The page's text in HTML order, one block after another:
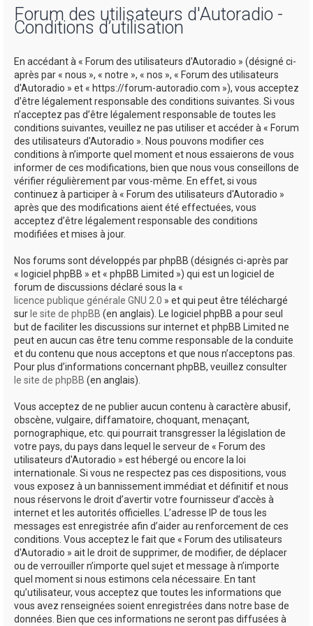
Forum des utilisateurs d'Autoradio -
Conditions d’utilisation
En accédant à « Forum des utilisateurs d'Autoradio » (désigné ci-
après par « nous », « notre », « nos », « Forum des utilisateurs
d'Autoradio » et « https://forum-autoradio.com »), vous acceptez
d’être légalement responsable des conditions suivantes. Si vous
n’acceptez pas d’être légalement responsable de toutes les
conditions suivantes, veuillez ne pas utiliser et accéder à « Forum
des utilisateurs d'Autoradio ». Nous pouvons modifier ces
conditions à n’importe quel moment et nous essaierons de vous
informer de ces modifications, bien que nous vous conseillons de
vérifier régulièrement par vous-même. En effet, si vous
continuez à participer à « Forum des utilisateurs d'Autoradio »
après que des modifications aient été effectuées, vous
acceptez d’être légalement responsable des conditions
modifiées et mises à jour.
Nos forums sont développés par phpBB (désignés ci-après par
« logiciel phpBB » et « phpBB Limited ») qui est un logiciel de
forum de discussions déclaré sous la «
licence publique générale GNU 2.0 » et qui peut être téléchargé
surle site de phpBB (en anglais). Le logiciel phpBB a pour seul
but de faciliter les discussions sur internet et phpBB Limited ne
peut en aucun cas être tenu comme responsable de la conduite
et du contenu que nous acceptons et que nous n’acceptons pas.
Pour plus d’informations concernant phpBB, veuillez consulter
le site de phpBB (en anglais).
Vous acceptez de ne publier aucun contenu à caractère abusif,
obscène, vulgaire, diffamatoire, choquant, menaçant,
pornographique, etc. qui pourrait transgresser la législation de
votre pays, du pays dans lequel le serveur de « Forum des
utilisateurs d'Autoradio » est hébergé ou encore la loi
internationale. Si vous ne respectez pas ces dispositions, vous
vous exposez à un bannissement immédiat et définitif et nous
nous réservons le droit d’avertir votre fournisseur d’accès à
internet et les autorités officielles. L’adresse IP de tous les
messages est enregistrée afin d’aider au renforcement de ces
conditions. Vous acceptez le fait que « Forum des utilisateurs
d'Autoradio » ait le droit de supprimer, de modifier, de déplacer
ou de verrouiller n’importe quel sujet et message à n’importe
quel moment si nous estimons cela nécessaire. En tant
qu’utilisateur, vous acceptez que toutes les informations que
vous avez renseignées soient enregistrées dans notre base de
données. Bien que ces informations ne seront pas diffusées à